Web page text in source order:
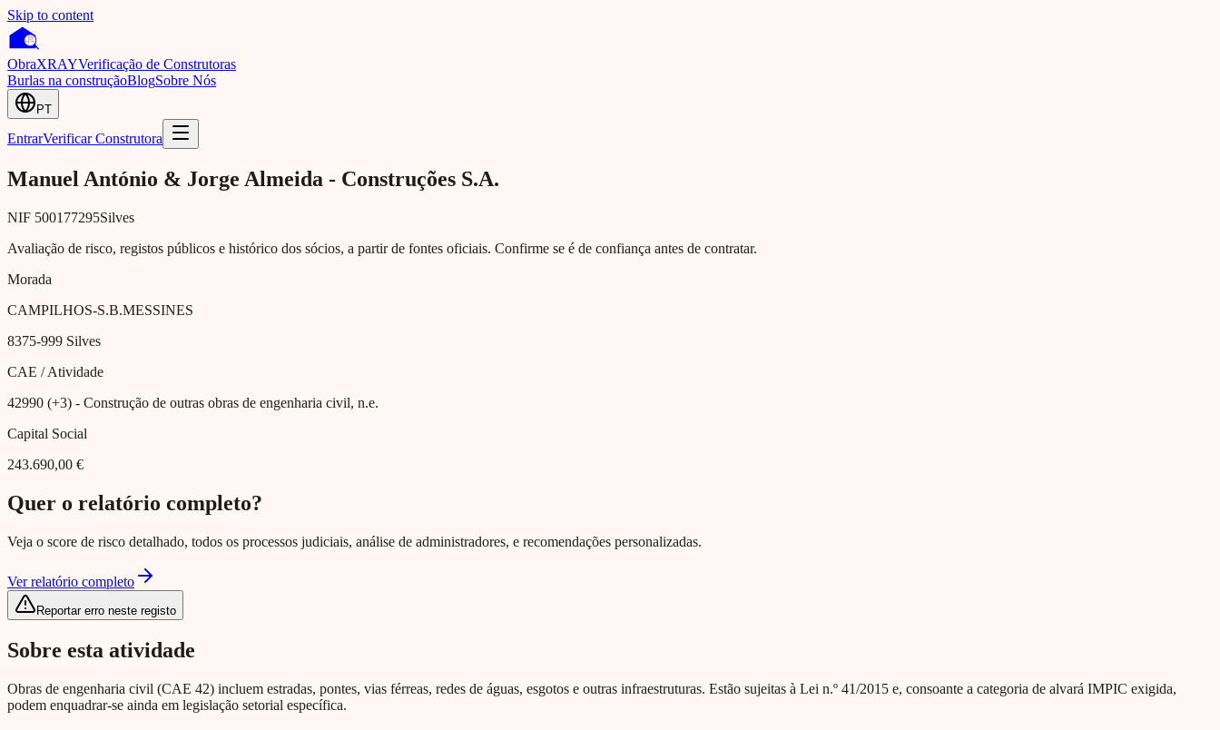
Skip to content
ObraXRAYVerificação de Construtoras
Burlas na construçãoBlogSobre Nós
PT
EntrarVerificar Construtora
Manuel António & Jorge Almeida - Construções S.A.
NIF 500177295Silves
Avaliação de risco, registos públicos e histórico dos sócios, a partir de fontes oficiais. Confirme se é de confiança antes de contratar.
Morada
CAMPILHOS-S.B.MESSINES
8375-999 Silves
CAE / Atividade
42990 (+3) - Construção de outras obras de engenharia civil, n.e.
Capital Social
243.690,00 €
Quer o relatório completo?
Veja o score de risco detalhado, todos os processos judiciais, análise de administradores, e recomendações personalizadas.
Ver relatório completo
Reportar erro neste registo
Sobre esta atividade
Obras de engenharia civil (CAE 42) incluem estradas, pontes, vias férreas, redes de águas, esgotos e outras infraestruturas. Estão sujeitas à Lei n.º 41/2015 e, consoante a categoria de alvará IMPIC exigida,
podem enquadrar-se ainda em legislação setorial específica.